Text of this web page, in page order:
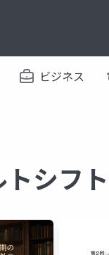
ビジネス
シフ